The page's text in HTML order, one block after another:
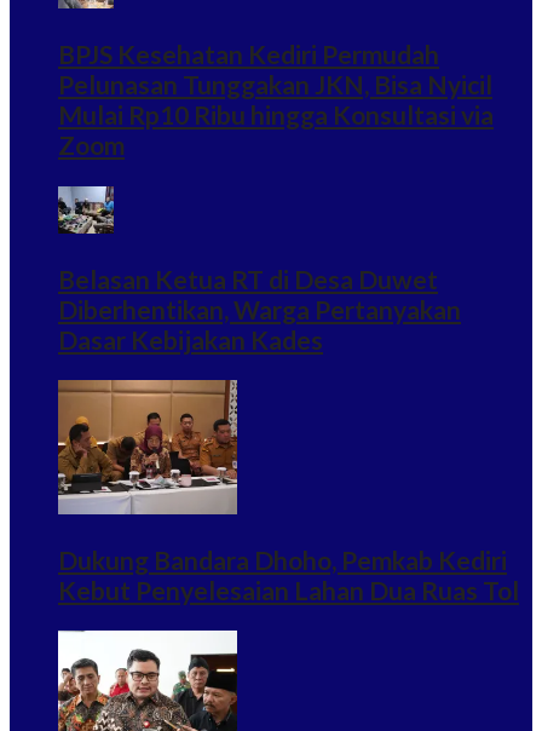
BPJS Kesehatan Kediri Permudah
Pelunasan Tunggakan JKN, Bisa Nyicil
Mulai Rp10 Ribu hingga Konsultasi via
Zoom
Belasan Ketua RT di Desa Duwet
Diberhentikan, Warga Pertanyakan
Dasar Kebijakan Kades
Dukung Bandara Dhoho, Pemkab Kediri
Kebut Penyelesaian Lahan Dua Ruas Tol